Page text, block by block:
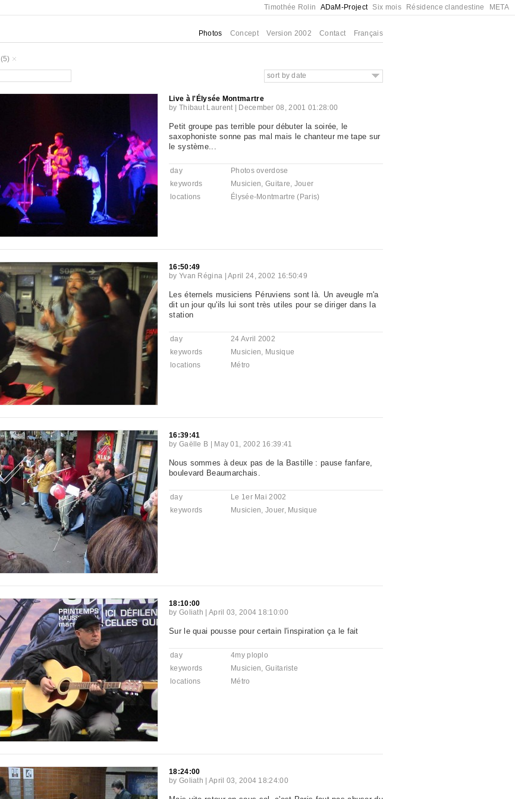
Timothée Rolin ADaM-Project Six mois Résidence clandestine META
Photos Concept Version 2002 Contact Français
(5)
sort by date
Live à l'Élysée Montmartre
by Thibaut Laurent December 08, 2001 01:28:00
Petit groupe pas terrible pour débuter la soirée, le
saxophoniste sonne pas mal mais le chanteur me tape sur
le système...
day
Photos overdose
keywords
Musicien,Guitare, Jouer
locations
Élysée-Montmartre (Paris)
16:50:49
by Yvan Régina |April 24, 2002 16:50:49
Les éternels musiciens Péruviens sont là. Un aveugle m'a
dit un jour qu'ils lui sont très utiles pour se diriger dans la
station
day
24 Avril 2002
keywords
Musicien, Musique
locations
Métro
16:39:41
by Gaëlle B May 01, 2002 16:39:41
Nous sommes à deux pas de la Bastille : pause fanfare,
boulevard Beaumarchais.
day
Le 1er Mai 2002
keywords
Musicien,Jouer, Musique
18:10:00
by Goliath April 03, 2004 18:10:00
Sur le quai pousse pour certain l'inspiration ça le fait
day
4my ploplo
keywords
Musicien,Guitariste
locations
Métro
18:24:00
by Goliath April 03, 2004 18:24:00